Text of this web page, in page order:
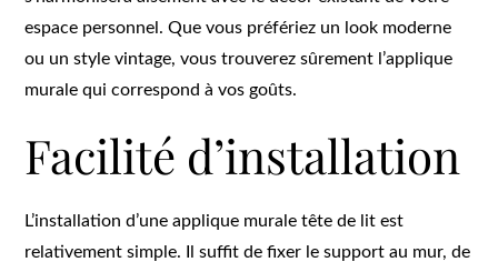
espace personnel. Que vous préfériez un look moderne
ou un style vintage, vous trouverez sûrement l’applique
murale qui correspond à vos goûts.
Facilité d’installation
L’installation d’une applique murale tête de lit est
relativement simple. Il suffit de fixer le support au mur, de